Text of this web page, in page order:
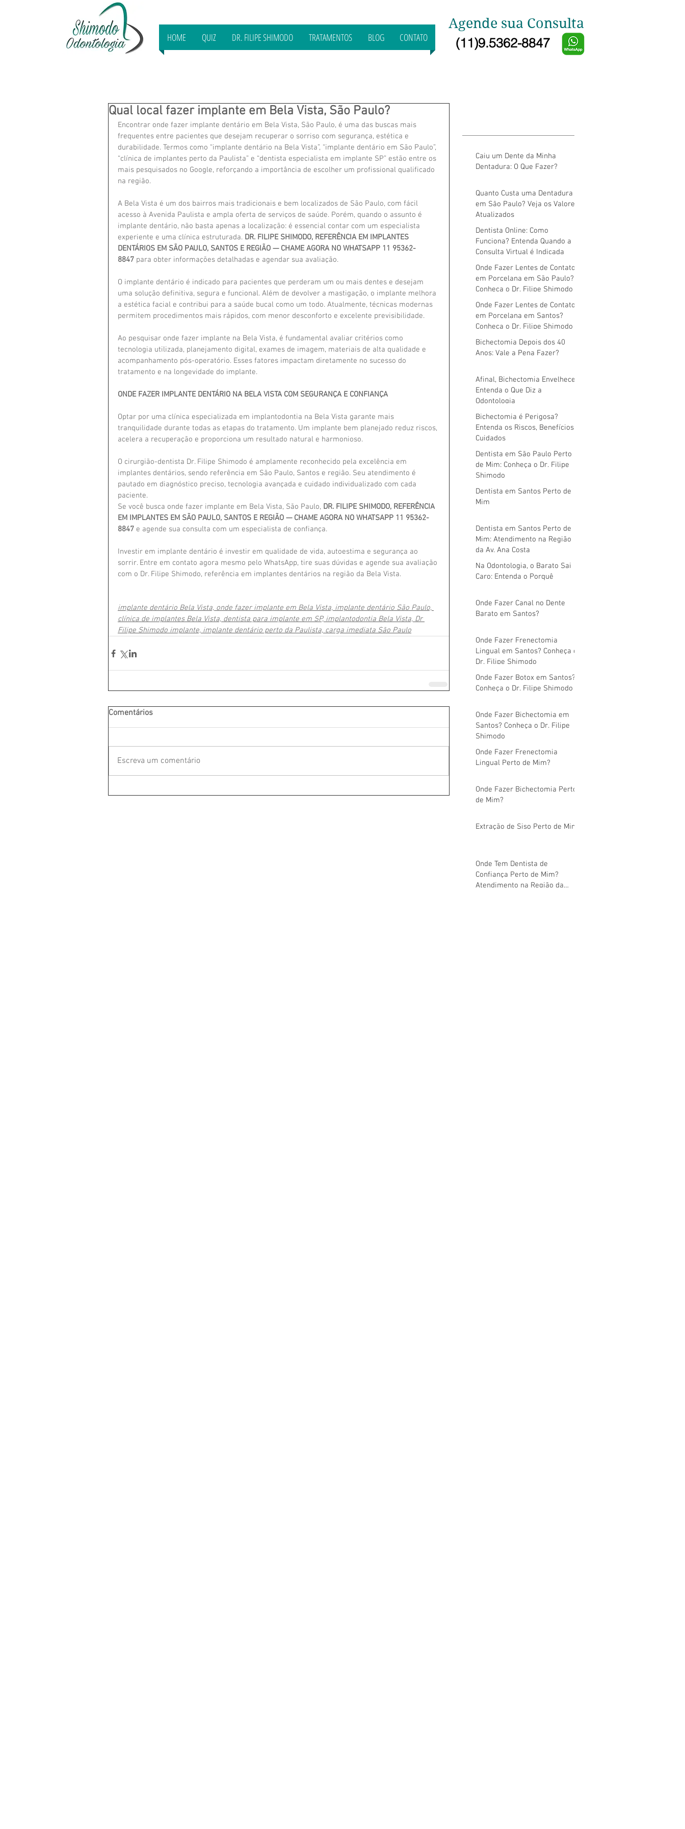
HOME QUIZ DR. FILIPE SHIMODO TRATAMENTOS BLOG CONTATO
Agende sua Consulta
(11)9.5362-8847
Qual local fazer implante em Bela Vista, São Paulo?
Encontrar onde fazer implante dentário em Bela Vista, São Paulo, é uma das buscas mais
frequentes entre pacientes que desejam recuperar o sorriso com segurança, estética e
durabilidade. Termos como “implante dentário na Bela Vista”, “implante dentário em São Paulo”,
“clínica de implantes perto da Paulista” e “dentista especialista em implante SP” estão entre os
mais pesquisados no Google, reforçando a importância de escolher um profissional qualificado
na região.
A Bela Vista é um dos bairros mais tradicionais e bem localizados de São Paulo, com fácil
acesso à Avenida Paulista e ampla oferta de serviços de saúde. Porém, quando o assunto é
implante dentário, não basta apenas a localização: é essencial contar com um especialista
experiente e uma clínica estruturada. DR. FILIPE SHIMODO, REFERÊNCIA EM IMPLANTES
DENTÁRIOS EM SÃO PAULO, SANTOS E REGIÃO — CHAME AGORA NO WHATSAPP 11 95362-
8847 para obter informações detalhadas e agendar sua avaliação.
O implante dentário é indicado para pacientes que perderam um ou mais dentes e desejam
uma solução definitiva, segura e funcional. Além de devolver a mastigação, o implante melhora
a estética facial e contribui para a saúde bucal como um todo. Atualmente, técnicas modernas
permitem procedimentos mais rápidos, com menor desconforto e excelente previsibilidade.
Ao pesquisar onde fazer implante na Bela Vista, é fundamental avaliar critérios como
tecnologia utilizada, planejamento digital, exames de imagem, materiais de alta qualidade e
acompanhamento pós-operatório. Esses fatores impactam diretamente no sucesso do
tratamento e na longevidade do implante.
ONDE FAZER IMPLANTE DENTÁRIO NA BELA VISTA COM SEGURANÇA E CONFIANÇA
Optar por uma clínica especializada em implantodontia na Bela Vista garante mais
tranquilidade durante todas as etapas do tratamento. Um implante bem planejado reduz riscos,
acelera a recuperação e proporciona um resultado natural e harmonioso.
O cirurgião-dentista Dr. Filipe Shimodo é amplamente reconhecido pela excelência em
implantes dentários, sendo referência em São Paulo, Santos e região. Seu atendimento é
pautado em diagnóstico preciso, tecnologia avançada e cuidado individualizado com cada
paciente.
Se você busca onde fazer implante em Bela Vista, São Paulo, DR. FILIPE SHIMODO, REFERÊNCIA
EM IMPLANTES EM SÃO PAULO, SANTOS E REGIÃO — CHAME AGORA NO WHATSAPP 11 95362-
8847 e agende sua consulta com um especialista de confiança.
Investir em implante dentário é investir em qualidade de vida, autoestima e segurança ao
sorrir. Entre em contato agora mesmo pelo WhatsApp, tire suas dúvidas e agende sua avaliação
com o Dr. Filipe Shimodo, referência em implantes dentários na região da Bela Vista.
implante dentário Bela Vista, onde fazer implante em Bela Vista, implante dentário São Paulo,
clínica de implantes Bela Vista, dentista para implante em SP, implantodontia Bela Vista, Dr
Filipe Shimodo implante, implante dentário perto da Paulista, carga imediata São Paulo
Comentários
Escreva um comentário
Caiu um Dente da Minha
Dentadura: O Que Fazer?
Quanto Custa uma Dentadura
em São Paulo? Veja os Valores
Atualizados
Dentista Online: Como
Funciona? Entenda Quando a
Consulta Virtual é Indicada
Onde Fazer Lentes de Contato
em Porcelana em São Paulo?
Conheça o Dr. Filipe Shimodo
Onde Fazer Lentes de Contato
em Porcelana em Santos?
Conheça o Dr. Filipe Shimodo
Bichectomia Depois dos 40
Anos: Vale a Pena Fazer?
Afinal, Bichectomia Envelhece?
Entenda o Que Diz a
Odontologia
Bichectomia é Perigosa?
Entenda os Riscos, Benefícios e
Cuidados
Dentista em São Paulo Perto
de Mim: Conheça o Dr. Filipe
Shimodo
Dentista em Santos Perto de
Mim
Dentista em Santos Perto de
Mim: Atendimento na Região
da Av. Ana Costa
Na Odontologia, o Barato Sai
Caro: Entenda o Porquê
Onde Fazer Canal no Dente
Barato em Santos?
Onde Fazer Frenectomia
Lingual em Santos? Conheça o
Dr. Filipe Shimodo
Onde Fazer Botox em Santos?
Conheça o Dr. Filipe Shimodo
Onde Fazer Bichectomia em
Santos? Conheça o Dr. Filipe
Shimodo
Onde Fazer Frenectomia
Lingual Perto de Mim?
Onde Fazer Bichectomia Perto
de Mim?
Extração de Siso Perto de Mim
Onde Tem Dentista de
Confiança Perto de Mim?
Atendimento na Região da